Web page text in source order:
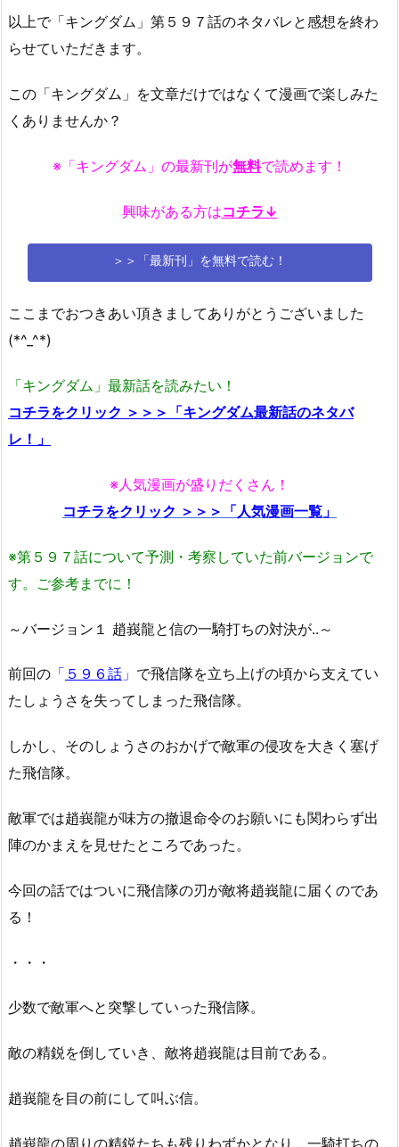
以上で「キングダム」第５９７話のネタバレと感想を終わ
らせていただきます。
この「キングダム」を文章だけではなくて漫画で楽しみた
くありませんか？
※「キングダム」の最新刊が無料で読めます！
興味がある方はコチラ↓
＞＞「最新刊」を無料で読む！
ここまでおつきあい頂きましてありがとうございました
(*^_^*)
「キングダム」最新話を読みたい！
コチラをクリック ＞＞＞「キングダム最新話のネタバ
レ！」
※人気漫画が盛りだくさん！
コチラをクリック ＞＞＞「人気漫画一覧」
※第５９７話について予測・考察していた前バージョンで
す。ご参考までに！
～バージョン１ 趙峩龍と信の一騎打ちの対決が..～
前回の 「 ５９６話 」 で飛信隊を立ち上げの頃から支えてい
たしょうさを失ってしまった飛信隊。
しかし、そのしょうさのおかげで敵軍の侵攻を大きく塞げ
た飛信隊。
敵軍では趙峩龍が味方の撤退命令のお願いにも関わらず出
陣のかまえを見せたところであった。
今回の話ではついに飛信隊の刃が敵将趙峩龍に届くのであ
る！
・・・
少数で敵軍へと突撃していった飛信隊。
敵の精鋭を倒していき、敵将趙峩龍は目前である。
趙峩龍を目の前にして叫ぶ信。
趙峩龍の周りの精鋭たちも残りわずかとなり、一騎打ちの